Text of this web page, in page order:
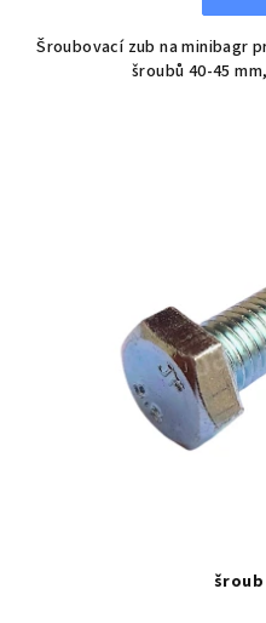
Šroubovací zub na minibagr
šroubů 40-45
šroub